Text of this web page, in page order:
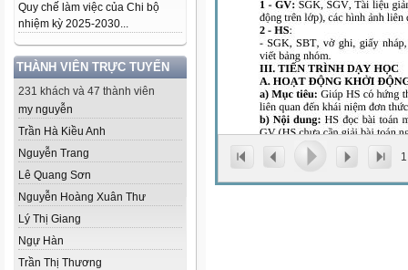
Quy chế làm việc của Chi bộ
nhiệm kỳ 2025-2030...
THÀNH VIÊN TRỰC TUYẾN
231 khách và 47 thành viên
my nguyễn
Trần Hà Kiều Anh
Nguyễn Trang
Lê Quang Sơn
Nguyễn Hoàng Xuân Thư
Lý Thị Giang
Ngự Hàn
Trần Thị Thương
1